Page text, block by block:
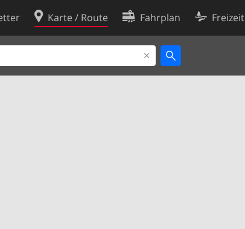
Karte / Route Fahrplan Freizeit
Cookie-Richtlinie
Cookie-Einstellungen